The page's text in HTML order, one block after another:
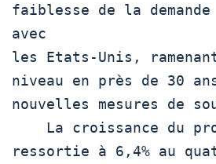
faiblesse de la
avec
les Etats-Unis,
niveau en près de 30
nouvelles mesures de
ressortie à 6,4% au